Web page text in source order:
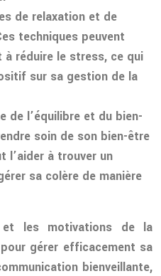
de relaxation et de
techniques peuvent
à réduire le stress, ce qui
sur sa gestion de la
de l’équilibre et du bien-
soin de son bien-être
l’aider à trouver un
sa colère de manière
et les motivations de la
gérer efficacement sa
bienveillante,